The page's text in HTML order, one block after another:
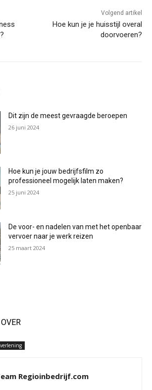
Volgend artikel
Hoe kun je je huisstijl overal
doorvoeren?
Dit zijn de meest gevraagde beroepen
26 juni 2024
Hoe kun je jouw bedrijfsfilm zo
professioneel mogelijk laten maken?
25 juni 2024
De voor- en nadelen van met het openbaar
vervoer naar je werk reizen
25 maart 2024
Regioinbedrijf.com